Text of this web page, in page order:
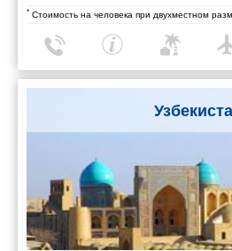
* Стоимость на человека при двухместном